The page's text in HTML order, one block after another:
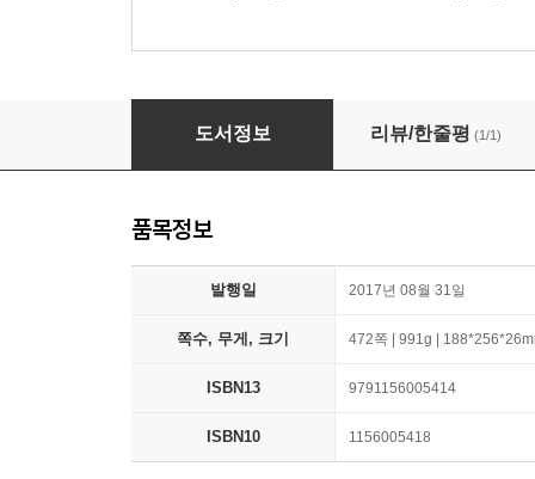
형식언어와 오토마타
도서정보 리뷰/한줄평 (1/1)
품목정보
발행일 2017년 08월 31일
쪽수, 무게, 크기 472쪽 | 991g |
ISBN13 9791156005414
ISBN10 1156005418